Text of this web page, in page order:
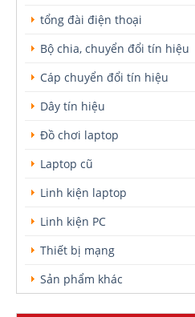
tổng đài điện thoại
Bộ chia, chuyển đổi tín hiệu
Cáp chuyển đổi tín hiệu
Dây tín hiệu
Đồ chơi laptop
Laptop cũ
Linh kiện laptop
Linh kiện PC
Thiết bị mạng
Sản phẩm khác